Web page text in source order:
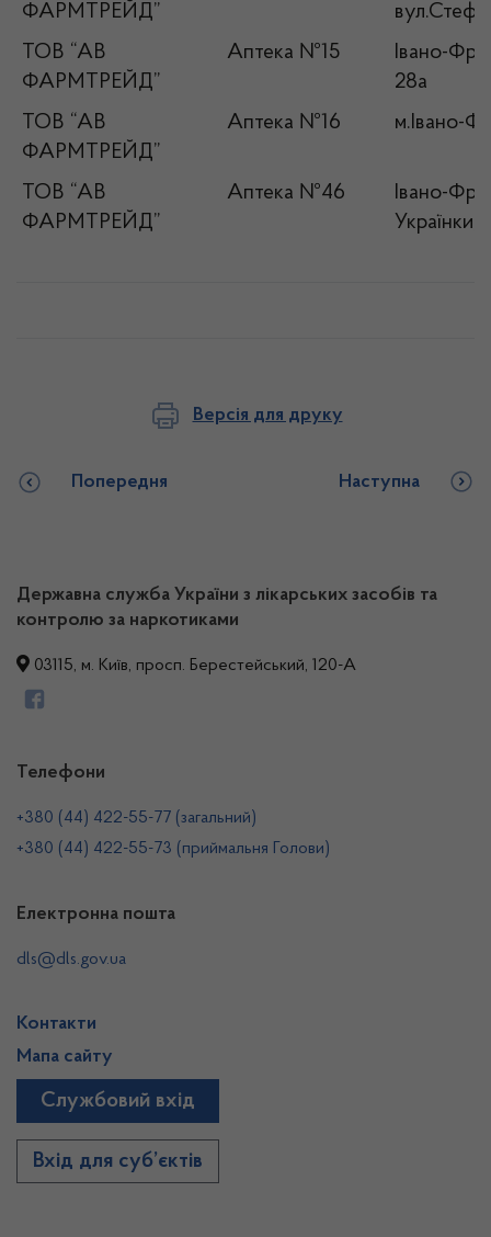
ФАРМТРЕЙД”
ТОВ “АВ
ФАРМТРЕЙД”
Аптека №15
Івано-
28а
ТОВ “АВ
ФАРМТРЕЙД”
Аптека №16 м.Івано-
ТОВ “АВ
ФАРМТРЕЙД”
Аптека №46
Івано-
Українки,
Версія для друку
Попередня Наступна
Державна служба України з лікарських засобів та
контролю за наркотиками
03115, м. Київ, просп. Берестейський, 120-А
Телефони
+380 (44) 422-55-77 (загальний)
+380 (44) 422-55-73 (приймальня Голови)
Електронна пошта
dls@dls.gov.ua
Контакти
Мапа сайту
Службовий вхід
Вхід для суб’єктів